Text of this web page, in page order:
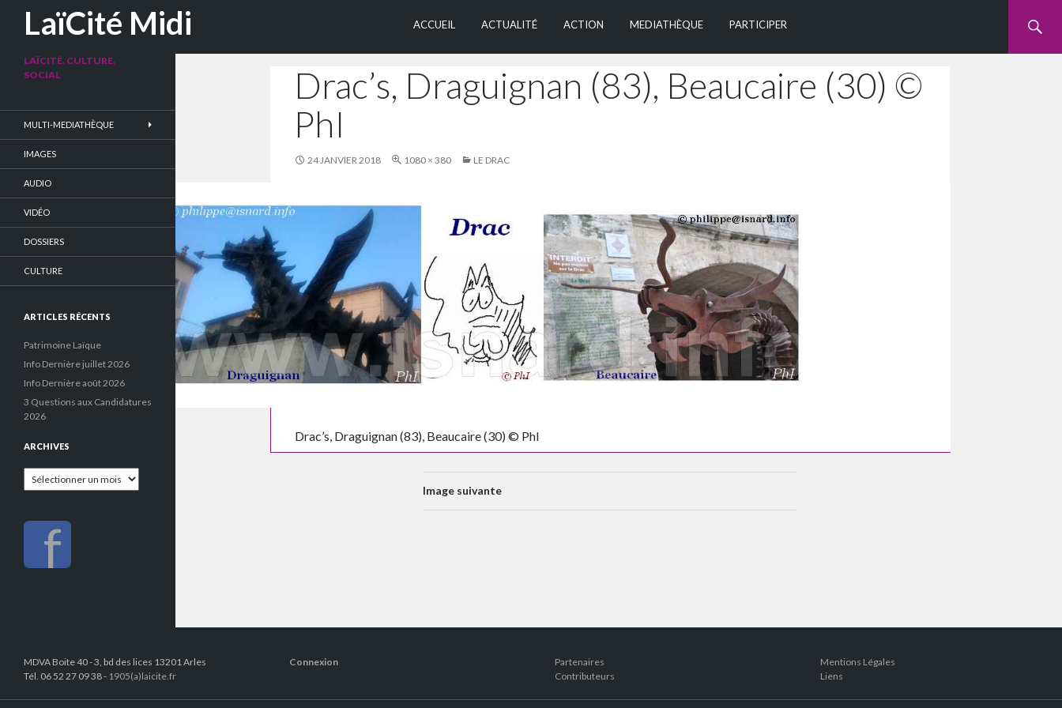
LaïCité Midi
Recherche
ACCUEIL
ACTUALITÉ ACTION MEDIATHÈQUE PARTICIPER
Drac’s, Draguignan (83), Beaucaire (30) ©
PhI
24 JANVIER 2018 1080 × 380 LE DRAC
Drac’s, Draguignan (83), Beaucaire (30) © PhI
Image suivante
LAÏCITÉ. CULTURE.
SOCIAL
MULTI-MEDIATHÈQUE
IMAGES
AUDIO
VIDÉO
DOSSIERS
CULTURE
ARTICLES RÉCENTS
Patrimoine Laïque
Info Dernière juillet 2026
Info Dernière août 2026
3 Questions aux Candidatures
2026
ARCHIVES
Archives
f
MDVA Boite 40 - 3, bd des lices 13201 Arles
Tél. 06 52 27 09 38 - 1905(a)laicite.fr
Connexion
Partenaires
Contributeurs
Mentions Légales
Liens